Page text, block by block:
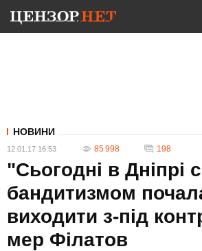
НОВИНИ
12.01.17 16:53 85 998 198
"Сьогодні в Дніпрі
бандитизмом
виходити з-під
мер Філатов